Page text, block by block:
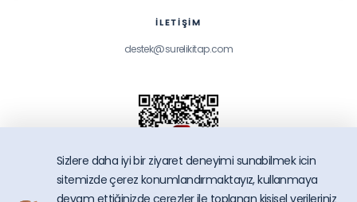
İLETİŞİM
destek@surelikitap.com
Sizlere daha iyi bir ziyaret deneyimi sunabilmek icin
sitemizde çerez konumlandırmaktayız, kullanmaya
devam ettiğinizde çerezler ile toplanan kişisel verileriniz